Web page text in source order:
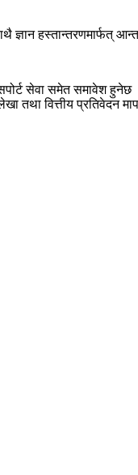
हस्तान्तरणमार्फत्
सेवा समेत समावेश
तथा वित्तीय प्रतिवेदन